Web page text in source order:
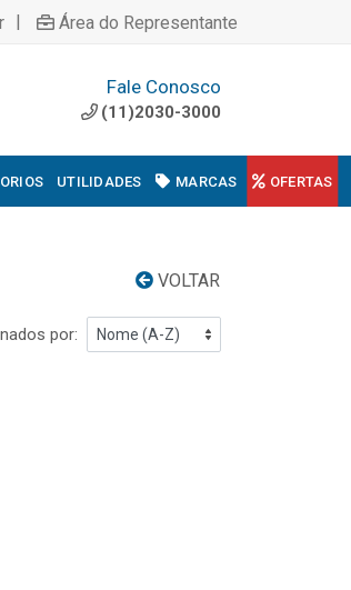
| Área do Representante
Fale Conosco
(11)2030-3000
UTILIDADES MARCAS OFERTAS
VOLTAR
por: